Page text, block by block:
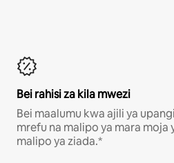
Bei rahisi za kila mwezi
Bei maalumu kwa ajili ya
mrefu na malipo ya mara moja
malipo ya ziada.*